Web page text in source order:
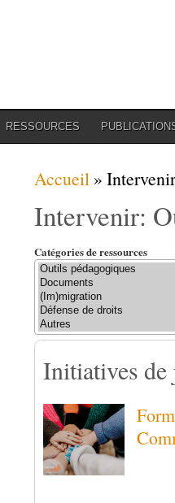
RESSOURCES
Vous êtes ici
Accueil »
Intervenir:
Catégories de ressources
Initiatives de